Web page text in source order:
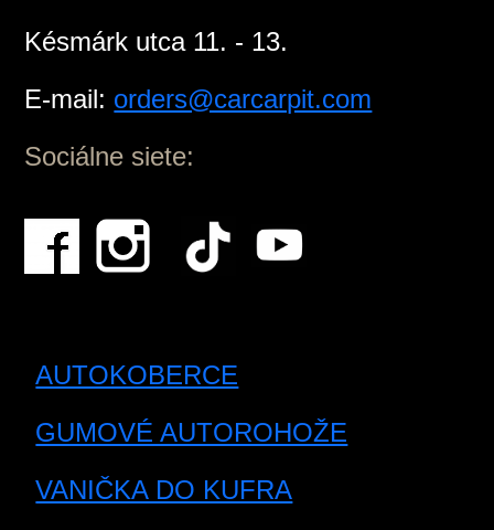
Késmárk utca 11. - 13.
E-mail: orders@carcarpit.com
Sociálne siete:
AUTOKOBERCE
GUMOVÉ AUTOROHOŽE
VANIČKA DO KUFRA